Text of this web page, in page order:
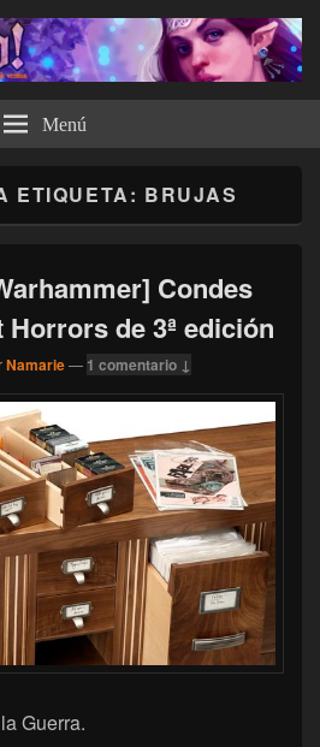
Menú
ETIQUETA: BRUJAS
Condes
de 3ª edición
Namarie— 1 comentario ↓
Guerra.